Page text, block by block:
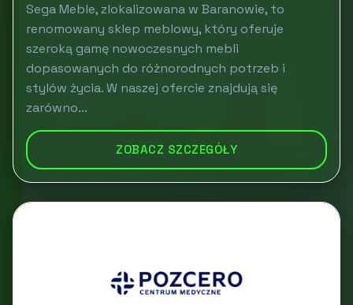
Sega Meble, zlokalizowana w Baranowie, to
renomowany sklep meblowy, który oferuje
szeroką gamę nowoczesnych mebli
dopasowanych do różnorodnych potrzeb i
stylów życia. W naszej ofercie znajdują się
zarówno...
ZOBACZ SZCZEGÓŁY